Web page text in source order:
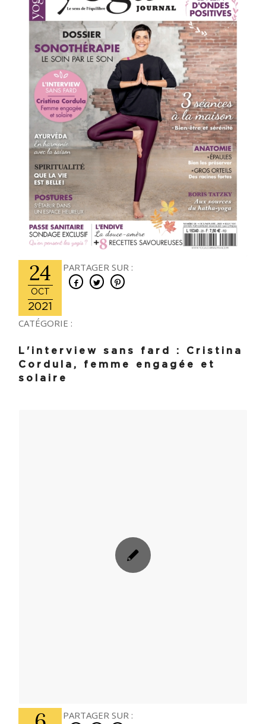
24
OCT
2021
PARTAGER SUR :
CATÉGORIE :
L'interview sans fard : Cristina
Cordula, femme engagée et
solaire
PARTAGER SUR :